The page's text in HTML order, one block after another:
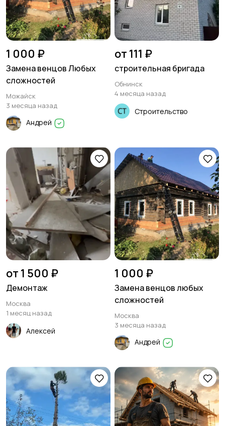
1 000 ₽
Замена венцов Любых
сложностей
Можайск
3 месяца назад
Андрей
от 111 ₽
строительная бригада
Обнинск
4 месяца назад
Строительство
от 1 500 ₽
Демонтаж
Москва
1 месяц назад
Алексей
1 000 ₽
Замена венцов любых
сложностей
Москва
3 месяца назад
Андрей